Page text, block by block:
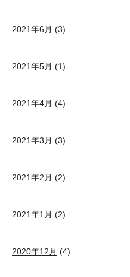
2021年6月 (3)
2021年5月 (1)
2021年4月 (4)
2021年3月 (3)
2021年2月 (2)
2021年1月 (2)
2020年12月 (4)